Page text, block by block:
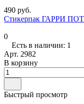
490 руб.
Стикерпак ГАРРИ
0
Есть в наличии: 1
Арт. 2982
В корзину
Быстрый просмотр